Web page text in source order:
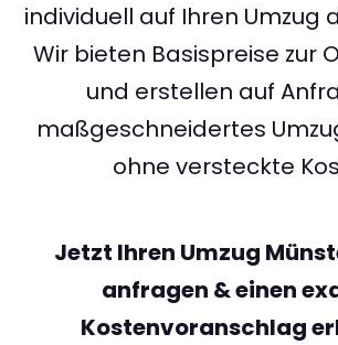
individuell auf Ihren Umzug
Wir bieten Basispreise zur
und erstellen auf
maßgeschneidertes
ohne versteckte
Jetzt Ihren Umzug
anfragen & einen
Kostenvoranschlag